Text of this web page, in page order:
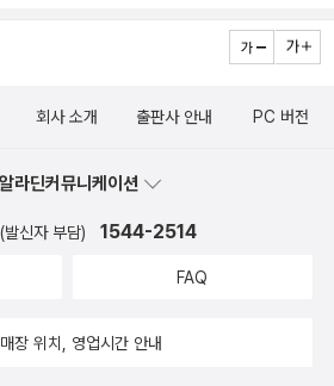
회사 소개 출판사 안내 PC 버전
라딘커뮤니케이션
발신자 부담) 1544-2514
FAQ
장 위치, 영업시간 안내